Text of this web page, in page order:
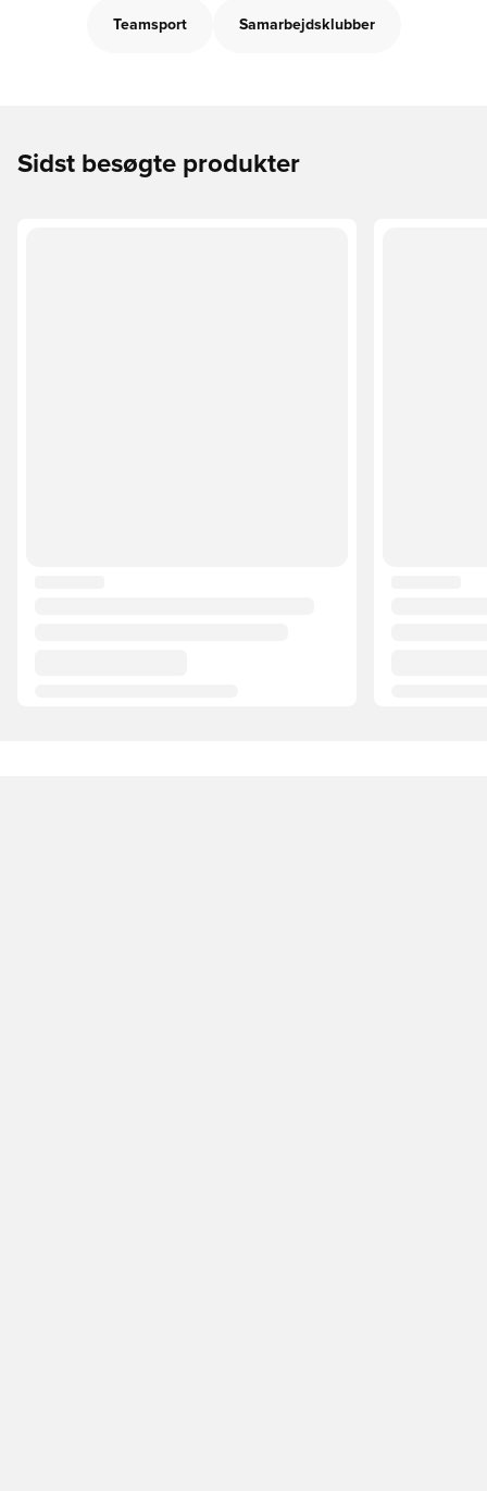
Teamsport Samarbejdsklubber
Sidst besøgte produkter